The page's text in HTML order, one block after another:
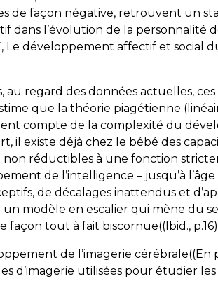
de façon négative, retrouvent un
dans l’évolution de la personnalité
Le développement affectif et social
au regard des données actuelles,
que la théorie piagétienne
compte de la complexité du
il existe déjà chez le bébé des
non réductibles à une fonction
de l’intelligence – jusqu’à
de décalages inattendus et
un modèle en escalier qui mène du
façon tout à fait biscornue((Ibid .,
de l’imagerie
d’imagerie utilisées pour étudier